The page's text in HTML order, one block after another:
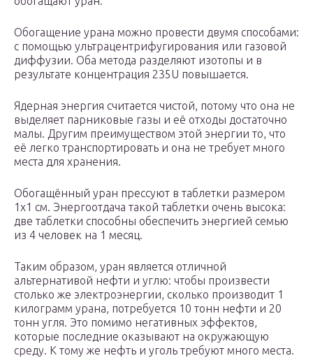
Обогащение урана можно провести двумя способами:
с помощью ультрацентрифугирования или газовой
диффузии. Оба метода разделяют изотопы и в
результате концентрация 235U повышается.
Ядерная энергия считается чистой, потому что она не
выделяет парниковые газы и её отходы достаточно
малы. Другим преимуществом этой энергии то, что
её легко транспортировать и она не требует много
места для хранения.
Обогащённый уран прессуют в таблетки размером
1х1 см. Энергоотдача такой таблетки очень высока:
две таблетки способны обеспечить энергией семью
из 4 человек на 1 месяц.
Таким образом, уран является отличной
альтернативой нефти и углю: чтобы произвести
столько же электроэнергии, сколько производит 1
килограмм урана, потребуется 10 тонн нефти и 20
тонн угля. Это помимо негативных эффектов,
которые последние оказывают на окружающую
среду. К тому же нефть и уголь требуют много места.